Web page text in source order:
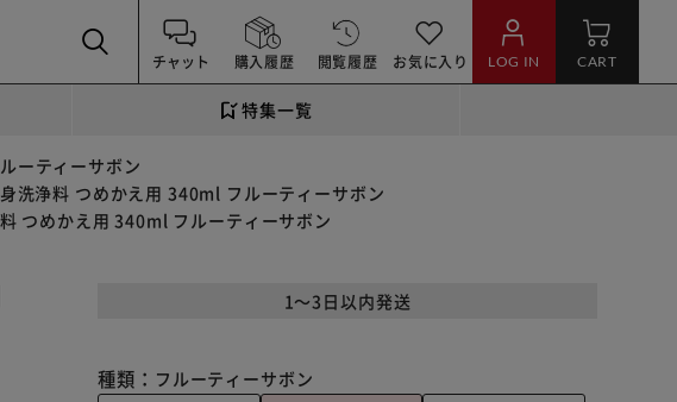
チャット 購入履歴 閲覧履歴 お気に入り LOG IN CART
特集一覧
ーティーサボン
洗浄料 つめかえ用 340ml フルーティーサボン
つめかえ用 340ml フルーティーサボン
1～3日以内発送
種類： フルーティーサボン